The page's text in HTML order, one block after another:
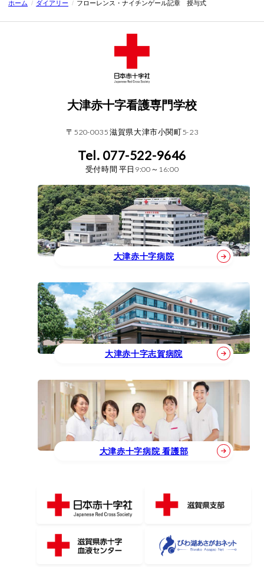
ホーム / ダイアリー / フローレンス・ナイチンゲール記章 授与式
大津赤十字看護専門学校
〒520-0035 滋賀県大津市小関町5-23
Tel. 077-522-9646
受付時間 平日9:00～16:00
大津赤十字病院
大津赤十字志賀病院
大津赤十字病院 看護部